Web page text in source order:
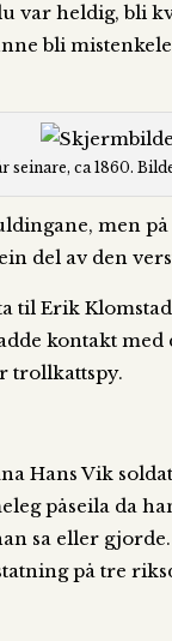
var heldig, bli
bli
seinare, ca 1860.
men
del av den
til Erik
kontakt
trollkattspy.
Hans Vik
påseila da
sa eller
på tre